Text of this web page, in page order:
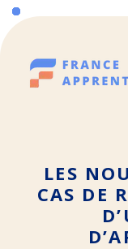
Aller
au
contenu
LES
CAS DE